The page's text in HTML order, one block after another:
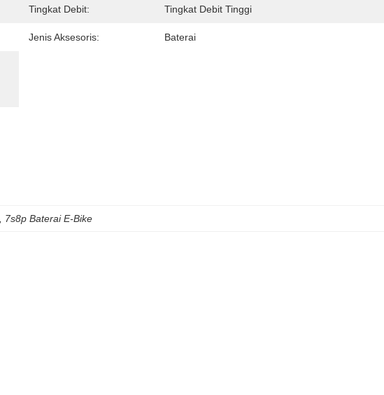
Tingkat Debit: Tingkat Debit Tinggi
Jenis Aksesoris: Baterai
7s8p Baterai E-Bike